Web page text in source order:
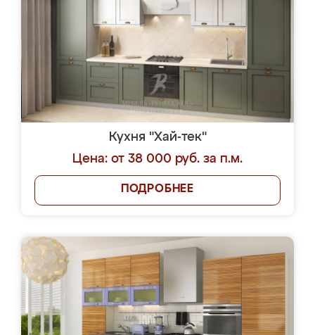
Кухня "Хай-тек"
Цена: от 38 000 руб. за п.м.
ПОДРОБНЕЕ